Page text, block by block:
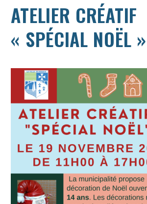
ATELIER CRÉATIF
« SPÉCIAL NOËL »